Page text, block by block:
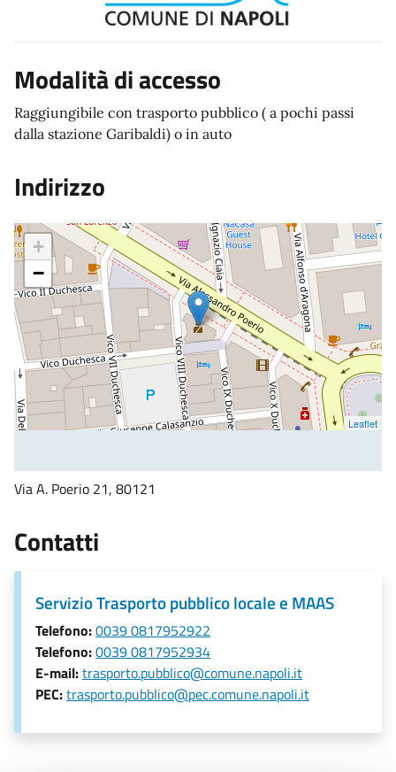
Modalità di accesso
Raggiungibile con trasporto pubblico ( a pochi passi
dalla stazione Garibaldi) o in auto
Indirizzo
+
−
Leaflet
Via A. Poerio 21, 80121
Contatti
Servizio Trasporto pubblico locale e MAAS
Telefono:0039 0817952922
Telefono:0039 0817952934
E-mail:trasporto.pubblico@comune.napoli.it
PEC:trasporto.pubblico@pec.comune.napoli.it